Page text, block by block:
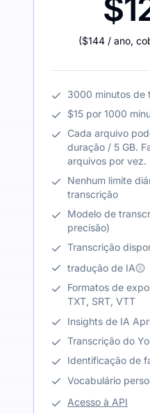
($144 / ano,
3000 minutos de
$15 por 1000
Cada arquivo
duração / 5 GB.
arquivos por vez.
Nenhum limite
transcrição
Modelo de
precisão)
Transcrição
tradução de IA
Formatos de
TXT, SRT, VTT
Insights de IA
Transcrição do
Identificação de
Vocabulário
Acesso à API